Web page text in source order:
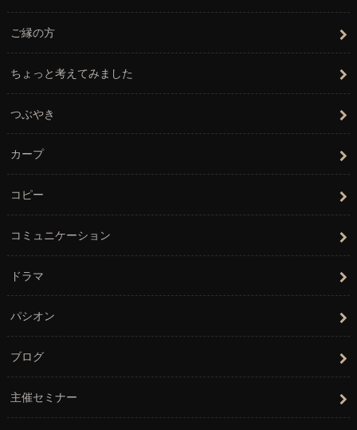
ご縁の方
ちょっと考えてみました
つぶやき
カープ
コピー
コミュニケーション
ドラマ
パシオン
ブログ
主催セミナー